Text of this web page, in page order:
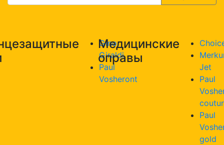
Gino
Giraldi
Paul
Vosheront
Медицинские
оправы
Jet
Paul
Paul
gold